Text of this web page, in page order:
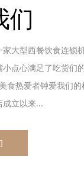
们
大型西餐饮食连锁
点心满足了吃货们
食热爱者钟爱我们的
成立以来...